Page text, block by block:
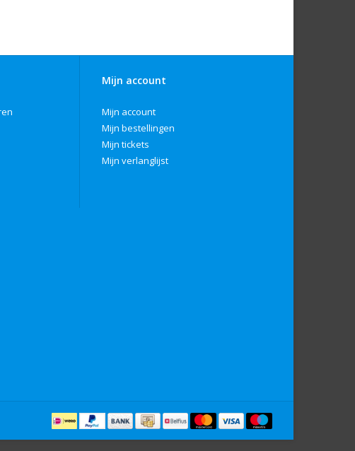
Mijn account
Mijn account
Mijn bestellingen
Mijn tickets
Mijn verlanglijst